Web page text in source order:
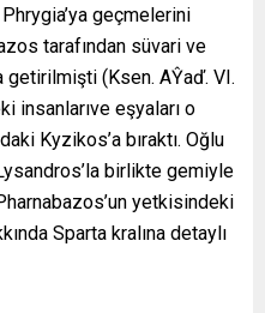
geçmelerini
tarafından süvari ve
getirilmişti (Ksen. AŶaď. VI.
insanlarıve eşyaları o
Kyzikos’a bıraktı. Oğlu
birlikte gemiyle
yetkisindeki
Sparta kralına detaylı